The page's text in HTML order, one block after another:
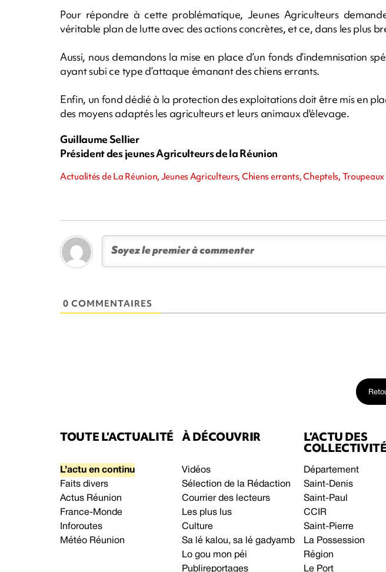
Pour répondre à cette problématique, Jeunes Agriculteurs
véritable plan de lutte avec des actions concrètes, et ce, dans les plus
Aussi, nous demandons la mise en place d’un fonds d’indemnisation
ayant subi ce type d’attaque émanant des chiens errants.
Enfin, un fond dédié à la protection des exploitations doit être mis en
des moyens adaptés les agriculteurs et leurs animaux d'élevage.
Guillaume Sellier
Président des jeunes Agriculteurs de la Réunion
Actualités de La Réunion, Jeunes Agriculteurs, Chiens errants, Cheptels, Troupeaux
0 COMMENTAIRES
TOUTE L’ACTUALITÉ
L’actu en continu
Faits divers
Actus Réunion
France-Monde
Inforoutes
Météo Réunion
À DÉCOUVRIR
Vidéos
Sélection de la Rédaction
Courrier des lecteurs
Les plus lus
Culture
Sa lé kalou, sa lé gadyamb
Lo gou mon péi
Publireportages
L’ACTU DES
Département
Saint-Denis
Saint-Paul
CCIR
Saint-Pierre
La Possession
Région
Le Port